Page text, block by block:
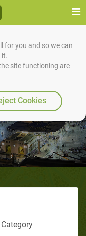
for you and so we can
site functioning are
Cookies
Lalai
Category